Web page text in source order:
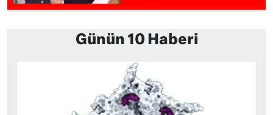
Günün 10 Haberi